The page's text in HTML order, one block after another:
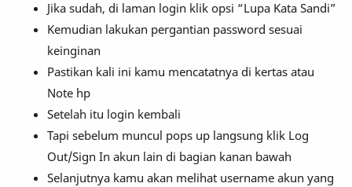
Jika sudah, di laman login klik opsi “Lupa Kata Sandi”
Kemudian lakukan pergantian password sesuai
keinginan
Pastikan kali ini kamu mencatatnya di kertas atau
Note hp
Setelah itu login kembali
Tapi sebelum muncul pops up langsung klik Log
Out/Sign In akun lain di bagian kanan bawah
Selanjutnya kamu akan melihat username akun yang